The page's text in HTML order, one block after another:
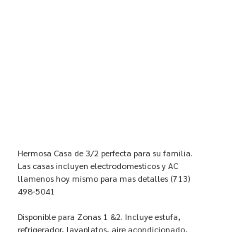
Hermosa Casa de 3/2 perfecta para su familia.
Las casas incluyen electrodomesticos y AC
llamenos hoy mismo para mas detalles (713)
498-5041
Disponible para Zonas 1 &2. Incluye estufa,
refrigerador, lavaplatos, aire acondicionado,